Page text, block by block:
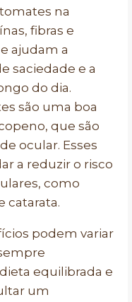
na
fibras e
ajudam a
saciedade e a
do dia.
são uma boa
que são
ocular. Esses
a reduzir o risco
como
catarata.
podem variar
equilibrada e
um